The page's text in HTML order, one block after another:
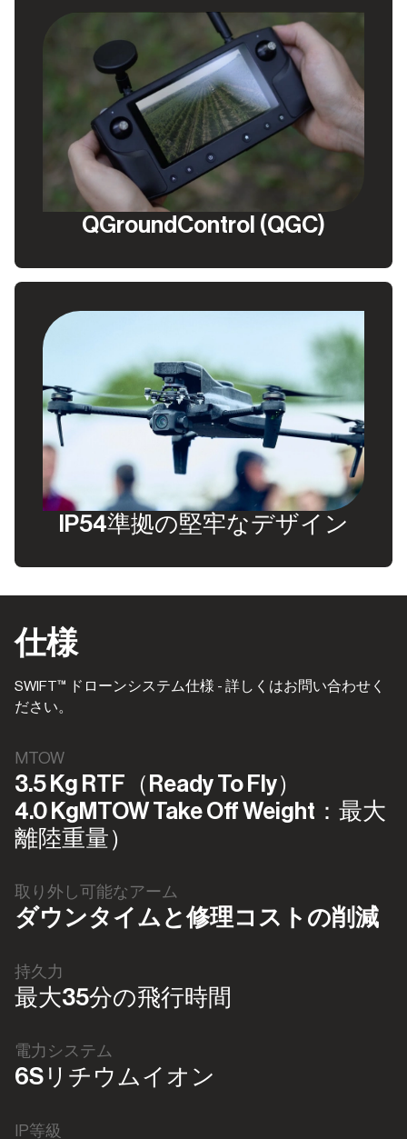
QGroundControl (QGC)
IP54準拠の堅牢なデザイン
仕様
SWIFT™ ドローンシステム仕様 - 詳しくはお問い合わせく
ださい。
MTOW
3.5 Kg RTF（Ready To Fly）
4.0 KgMTOW Take Off Weight：最大
離陸重量）
取り外し可能なアーム
ダウンタイムと修理コストの削減
持久力
最大35分の飛行時間
電力システム
6Sリチウムイオン
IP等級